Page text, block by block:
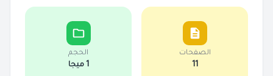
الصفحات
11
الحجم
1 ميجا